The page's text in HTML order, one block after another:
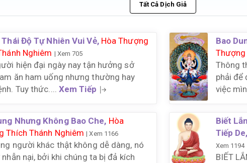
Tất Cả Dịch Giả
Thái Độ Tự Nhiên Vui Vẻ, Hòa Thượng
Nghiêm | Xem 705
hiện đại ngày nay tận hưởng sở
ăn ham uống nhưng thường hay
Tuy thức.... Xem Tiếp
Bao
Thượng
Thông
phải để
việc
Nhưng Không Bao Che, Hòa
Thích Thánh Nghiêm | Xem 1166
người khác thật không dễ dàng, nó
nại, bởi khi chúng ta bị đả kích
Biết
Tiếp De,
Xem 1194
BIẾT